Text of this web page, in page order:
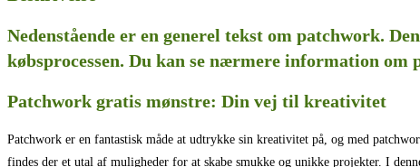
Nedenstående er en generel tekst om patchwork.
købsprocessen. Du kan se nærmere information om
Patchwork gratis mønstre: Din vej til kreativitet
Patchwork er en fantastisk måde at udtrykke sin kreativitet på, og med
findes der et utal af muligheder for at skabe smukke og unikke projekter. I